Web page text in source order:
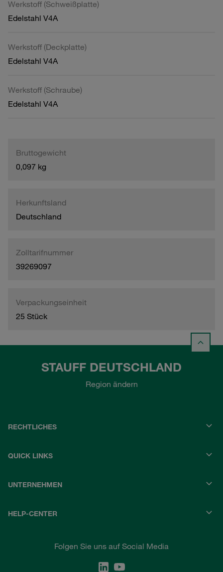
Werkstoff (Schweißplatte)
Edelstahl V4A
Werkstoff (Deckplatte)
Edelstahl V4A
Werkstoff (Schraube)
Edelstahl V4A
Bruttogewicht
0,097 kg
Herkunftsland
Deutschland
Zolltarifnummer
39269097
Verpackungseinheit
25 Stück
STAUFF DEUTSCHLAND
Region ändern
RECHTLICHES
QUICK LINKS
UNTERNEHMEN
HELP-CENTER
Folgen Sie uns auf Social Media